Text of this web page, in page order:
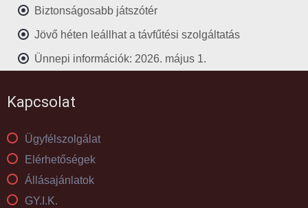
Biztonságosabb játszótér
Jövő héten leállhat a távfűtési szolgáltatás
Ünnepi információk: 2026. május 1.
Kapcsolat
Ügyfélszolgálat
Elérhetőségek
Állásajánlatok
GY.I.K.